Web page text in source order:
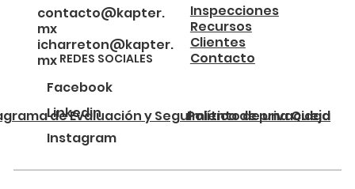
contacto@kapter.
mx
icharreton@kapter.
mx
Inspecciones
Recursos
Clientes
Contacto
REDES SOCIALES
Facebook
Linkedin
Instagram
Política de privacidad
de Evaluación y Seguimiento de una Queja